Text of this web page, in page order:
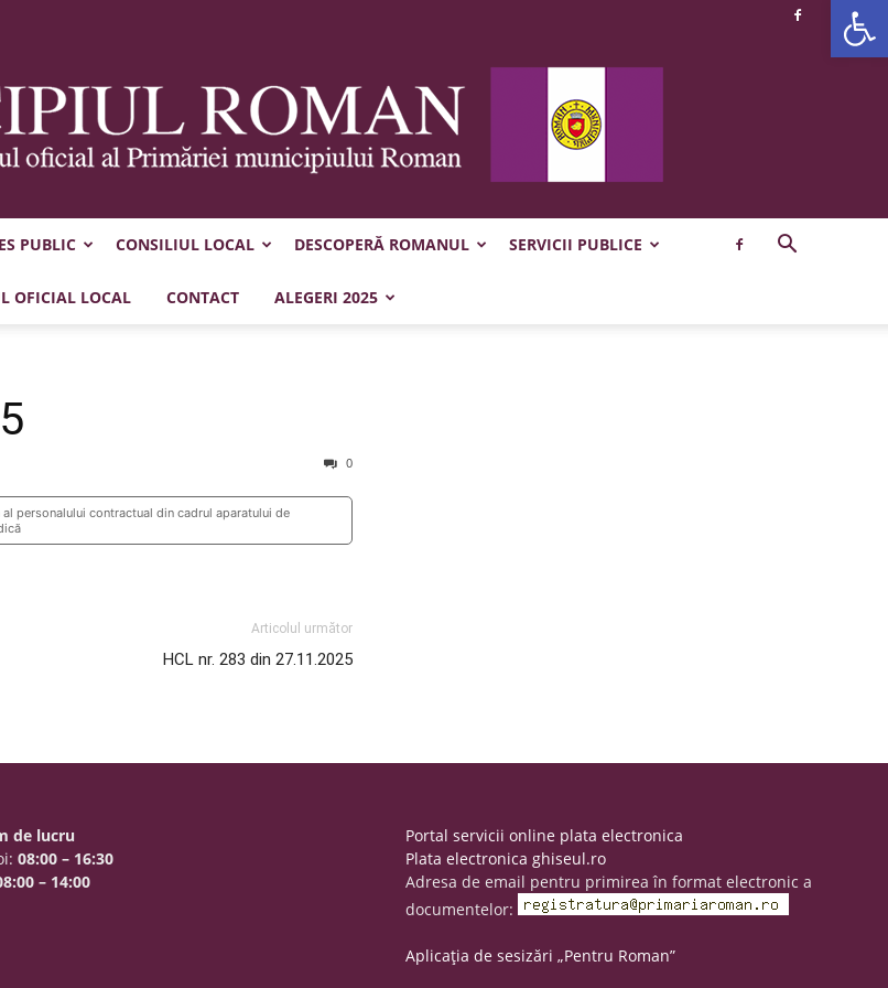
Municipiul
PUBLIC CONSILIUL LOCAL DESCOPERĂ ROMANUL SERVICII PUBLICE
OFICIAL LOCAL CONTACT ALEGERI 2025
0
personalului contractual din cadrul aparatului de
Articolul următor
HCL nr. 283 din 27.11.2025
de lucru
08:00 – 16:30
– 14:00
Portal servicii online plata electronica
Plata electronica ghiseul.ro
Adresa de email pentru primirea în format electronic a
documentelor:
Aplicația de sesizări „Pentru Roman”